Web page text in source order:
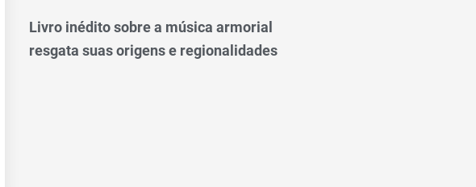
Livro inédito sobre a música armorial
resgata suas origens e regionalidades